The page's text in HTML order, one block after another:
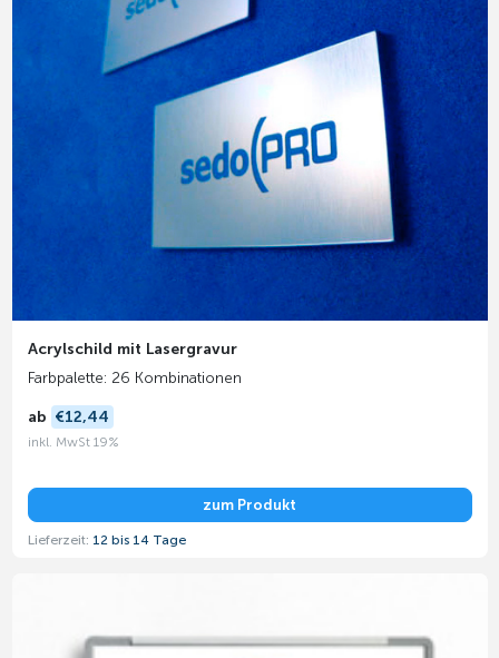
Acrylschild mit Lasergravur
Farbpalette: 26 Kombinationen
ab €12,44
inkl. MwSt 19%
zum Produkt
Lieferzeit: 12 bis 14 Tage